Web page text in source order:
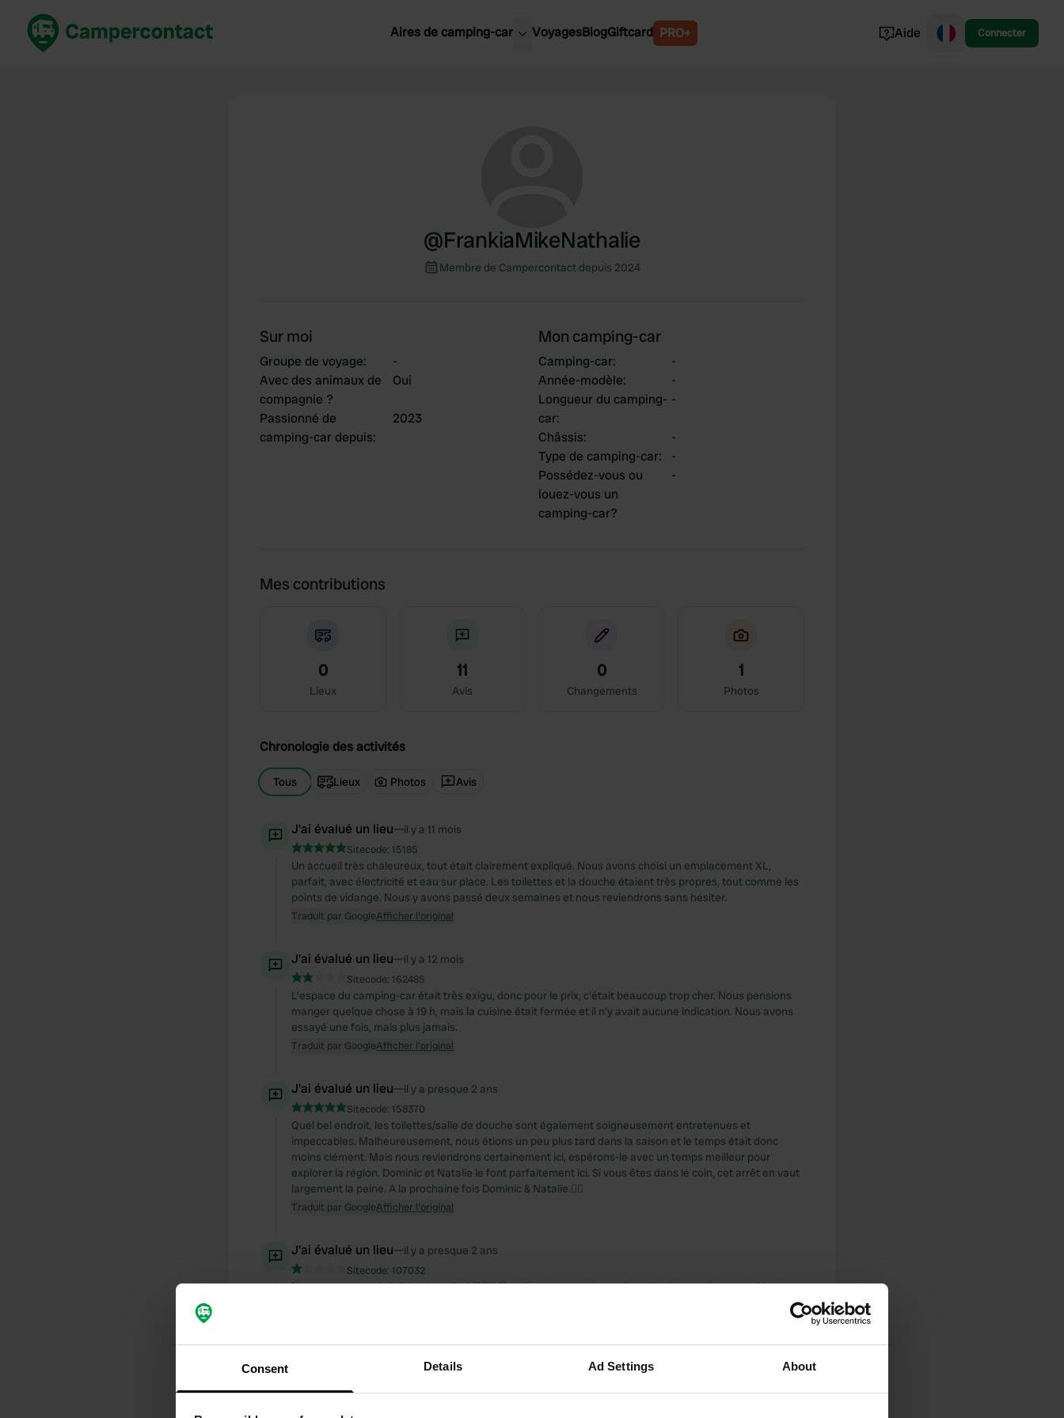
Consent Details Ad Settings About
Aires de camping-car VoyagesBlogGiftcard PRO+ Aide Connecter
@FrankiaMikeNathalie
Membre de Campercontact depuis 2024
Sur moi
Groupe de voyage:
-
Avec des animaux de
compagnie ?
Oui
Passionné de
camping-car depuis:
2023
Mon camping-car
Camping-car:
-
Année-modèle:
-
Longueur du camping-
car:
-
Châssis:
-
Type de camping-car:
-
Possédez-vous ou
louez-vous un
camping-car?
-
Mes contributions
0
Lieux
11
Avis
0
Changements
1
Photos
Chronologie des activités
Tous Lieux Photos Avis
J'ai évalué un lieu—il y a 11 mois
Sitecode: 15185
Un accueil très chaleureux, tout était clairement expliqué. Nous avons choisi un emplacement XL,
parfait, avec électricité et eau sur place. Les toilettes et la douche étaient très propres, tout comme les
points de vidange. Nous y avons passé deux semaines et nous reviendrons sans hésiter.
Traduit par GoogleAfficher l'original
J'ai évalué un lieu—il y a 12 mois
Sitecode: 162485
L'espace du camping-car était très exigu, donc pour le prix, c'était beaucoup trop cher. Nous pensions
manger quelque chose à 19 h, mais la cuisine était fermée et il n'y avait aucune indication. Nous avons
essayé une fois, mais plus jamais.
Traduit par GoogleAfficher l'original
J'ai évalué un lieu—il y a presque 2 ans
Sitecode: 158370
Quel bel endroit, les toilettes/salle de douche sont également soigneusement entretenues et
impeccables. Malheureusement, nous étions un peu plus tard dans la saison et le temps était donc
moins clément. Mais nous reviendrons certainement ici, espérons-le avec un temps meilleur pour
explorer la région. Dominic et Natalie le font parfaitement ici. Si vous êtes dans le coin, cet arrêt en vaut
largement la peine. A la prochaine fois Dominic & Natalie.👍🏻
Traduit par GoogleAfficher l'original
J'ai évalué un lieu—il y a presque 2 ans
Sitecode: 107032
Nous sommes arrivés ici aujourd'hui (27/09) et à notre grande surprise, c'était complètement désert.
Sur Camper Contact et sur le site il est ouvert jusqu'au 31 décembre. Je suis allé à un autre. Dommage